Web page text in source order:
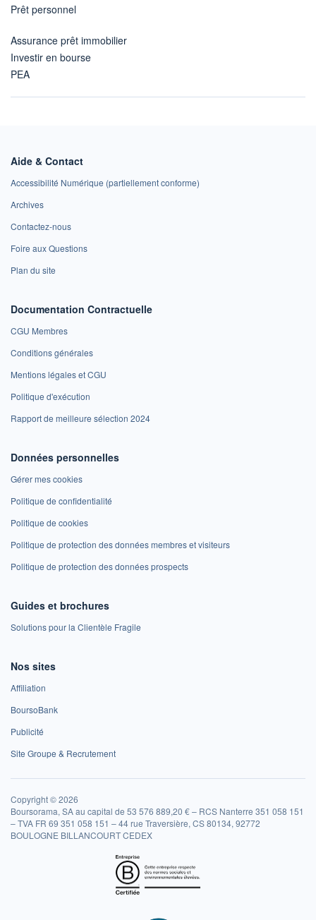
Prêt personnel
Assurance prêt immobilier
Investir en bourse
PEA
Aide & Contact
Accessibilité Numérique (partiellement conforme)
Archives
Contactez-nous
Foire aux Questions
Plan du site
Documentation Contractuelle
CGU Membres
Conditions générales
Mentions légales et CGU
Politique d'exécution
Rapport de meilleure sélection 2024
Données personnelles
Gérer mes cookies
Politique de confidentialité
Politique de cookies
Politique de protection des données membres et visiteurs
Politique de protection des données prospects
Guides et brochures
Solutions pour la Clientèle Fragile
Nos sites
Affiliation
BoursoBank
Publicité
Site Groupe & Recrutement
Copyright © 2026
Boursorama, SA au capital de 53 576 889,20 € – RCS Nanterre 351 058 151
– TVA FR 69 351 058 151 – 44 rue Traversière, CS 80134, 92772
BOULOGNE BILLANCOURT CEDEX